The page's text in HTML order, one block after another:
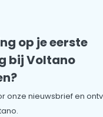
op je eerste
bij Voltano
onze nieuwsbrief en